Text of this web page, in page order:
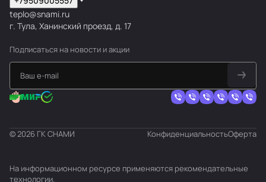
teplo@snami.ru
г. Тула, Ханинский проезд, д. 17
Подписаться на новости и акции
© 2026 ГК СНАМИ КонфиденциальностьОферта
На информационном ресурсе применяются рекомендательные
технологии.